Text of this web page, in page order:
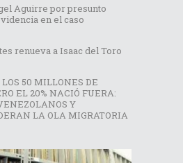
Aguirre por presunto
en el caso
renueva a Isaac del Toro
50 MILLONES DE
EL 20% NACIÓ FUERA:
Y
LA OLA MIGRATORIA